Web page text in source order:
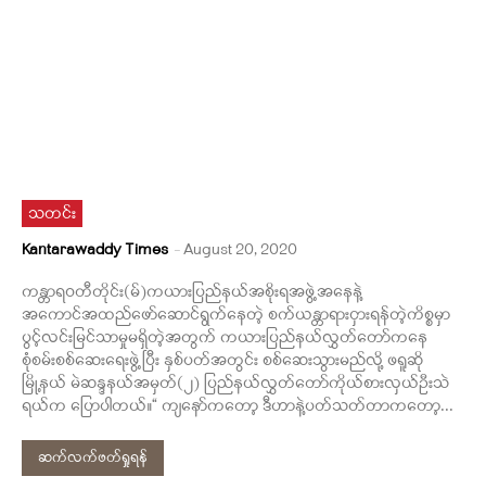
သတင်း
Kantarawaddy Times -August 20, 2020
ကန္တာရဝတီတိုင်း(မ်)ကယားပြည်နယ်အစိုးရအဖွဲ့အနေနဲ့
အကောင်အထည်ဖော်ဆောင်ရွက်နေတဲ့ စက်ယန္တာရားငှားရန်တဲ့ကိစ္စမှာ
ပွင့်လင်းမြင်သာမှုမရှိတဲ့အတွက် ကယားပြည်နယ်လွှတ်တော်ကနေ
စုံစမ်းစစ်ဆေးရေးဖွဲ့ပြီး နှစ်ပတ်အတွင်း စစ်ဆေးသွားမည်လို့ ဖရူဆို
မြို့နယ် မဲဆန္ဒနယ်အမှတ်(၂) ပြည်နယ်လွှတ်တော်ကိုယ်စားလှယ်ဦးသဲ
ရယ်က ပြောပါတယ်။“ ကျနော်ကတော့ ဒီဟာနဲ့ပတ်သတ်တာကတော့...
ဆက်လက်ဖတ်ရှုရန်